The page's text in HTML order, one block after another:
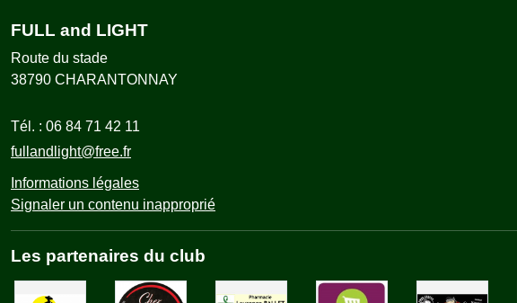
FULL and LIGHT
Route du stade
38790 CHARANTONNAY
Tél. : 06 84 71 42 11
fullandlight@free.fr
Informations légales
Signaler un contenu inapproprié
Les partenaires du club